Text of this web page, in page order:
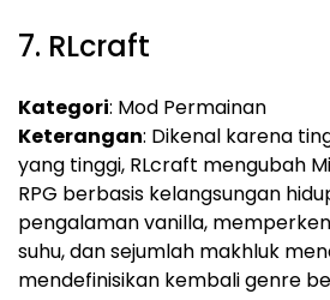
7. RLcraft
Kategori: Mod Permainan
Keterangan: Dikenal karena
yang tinggi, RLcraft mengubah
RPG berbasis kelangsungan
pengalaman vanilla,
suhu, dan sejumlah makhluk
mendefinisikan kembali genre